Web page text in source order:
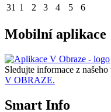
31 1 2 3 4 5 6
Mobilní aplikace
Sledujte informace z
V OBRAZE.
Smart Info